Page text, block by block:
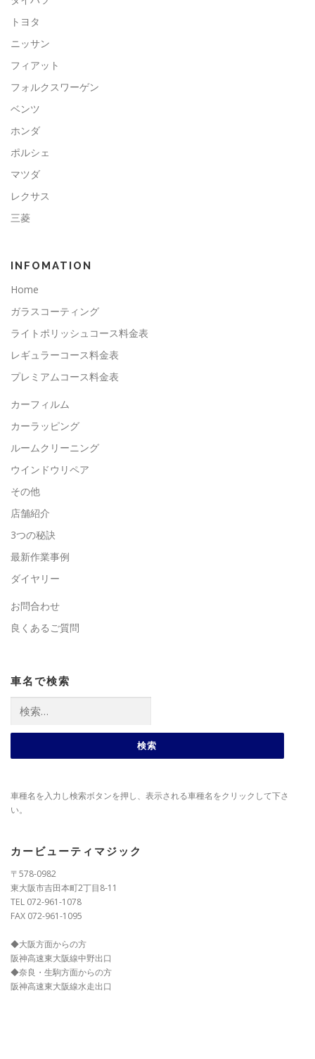
トヨタ
ニッサン
フィアット
フォルクスワーゲン
ベンツ
ホンダ
ポルシェ
マツダ
レクサス
三菱
INFOMATION
Home
ガラスコーティング
ライトポリッシュコース料金表
レギュラーコース料金表
プレミアムコース料金表
カーフィルム
カーラッピング
ルームクリーニング
ウインドウリペア
その他
店舗紹介
3つの秘訣
最新作業事例
ダイヤリー
お問合わせ
良くあるご質問
車名で検索
索:
車種名を入力し検索ボタンを押し、表示される車種名をクリックして下さ
い。
カービューティマジック
〒578-0982
東大阪市吉田本町2丁目8-11
TEL 072-961-1078
FAX 072-961-1095
◆大阪方面からの方
阪神高速東大阪線中野出口
◆奈良・生駒方面からの方
阪神高速東大阪線水走出口